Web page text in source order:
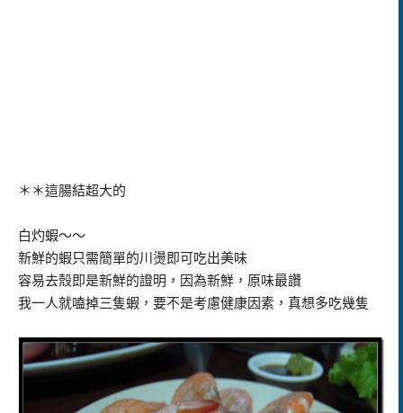
＊＊這腸結超大的
白灼蝦～～
新鮮的蝦只需簡單的川燙即可吃出美味
容易去殼即是新鮮的證明，因為新鮮，原味最讚
我一人就嗑掉三隻蝦，要不是考慮健康因素，真想多吃幾隻